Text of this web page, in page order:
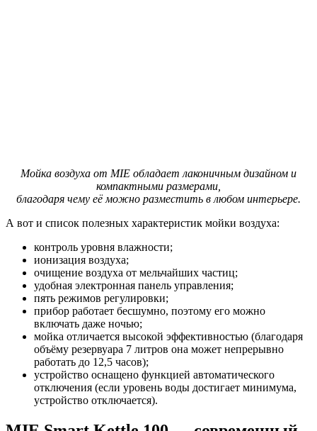
Мойка воздуха от MIE обладает лаконичным дизайном и
компактными размерами,
благодаря чему её можно разместить в любом интерьере.
А вот и список полезных характеристик мойки воздуха:
контроль уровня влажности;
ионизация воздуха;
очищение воздуха от мельчайших частиц;
удобная электронная панель управления;
пять режимов регулировки;
прибор работает бесшумно, поэтому его можно
включать даже ночью;
мойка отличается высокой эффективностью (благодаря
объёму резервуара 7 литров она может непрерывно
работать до 12,5 часов);
устройство оснащено функцией автоматического
отключения (если уровень воды достигает минимума,
устройство отключается).